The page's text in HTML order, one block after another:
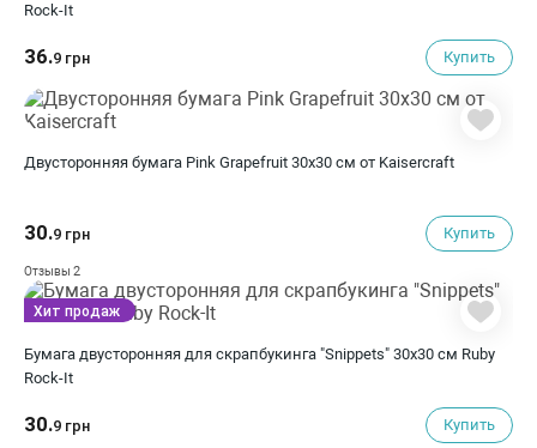
Rock-It
36.9 грн Купить
Двусторонняя бумага Pink Grapefruit 30х30 см от Kaisercraft
30.9 грн Купить
Отзывы 2
Бумага двусторонняя для скрапбукинга "Snippets" 30х30 см Ruby
Rock-It
30.9 грн Купить
Хит продаж